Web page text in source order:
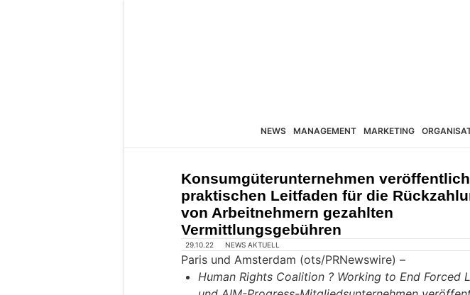
NEWS MANAGEMENT MARKETING
Konsumgüterunternehmen
praktischen Leitfaden für die
von Arbeitnehmern gezahlten
Vermittlungsgebühren
29.10.22 NEWS AKTUELL
Paris und Amsterdam (ots/PRNewswire) –
Human Rights Coalition ? Working to End Forced